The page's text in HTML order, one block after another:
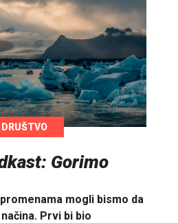
DRUŠTVO
Gorimo
mogli bismo da
Prvi bi bio